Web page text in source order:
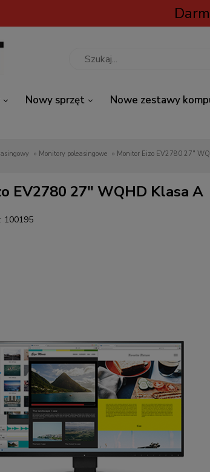
Nowy sprzęt Nowe zestawy
» Monitory poleasingowe » Monitor Eizo EV2780 27"
EV2780 27" WQHD Klasa A
100195